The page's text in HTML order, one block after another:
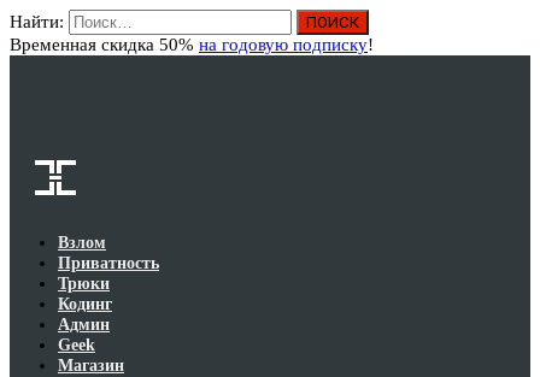
Найти:
Временная скидка 50% на годовую подписку!
Взлом
Приватность
Трюки
Кодинг
Админ
Geek
Магазин